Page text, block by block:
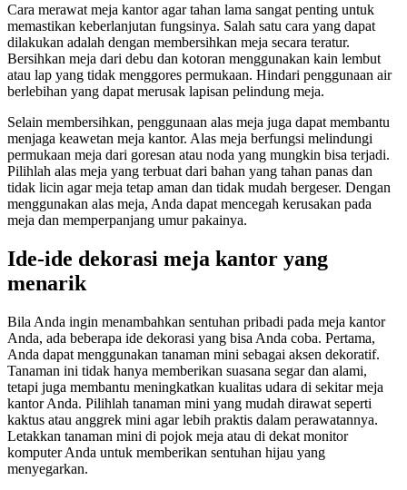
Cara merawat meja kantor agar tahan lama sangat penting untuk
memastikan keberlanjutan fungsinya. Salah satu cara yang dapat
dilakukan adalah dengan membersihkan meja secara teratur.
Bersihkan meja dari debu dan kotoran menggunakan kain lembut
atau lap yang tidak menggores permukaan. Hindari penggunaan air
berlebihan yang dapat merusak lapisan pelindung meja.
Selain membersihkan, penggunaan alas meja juga dapat membantu
menjaga keawetan meja kantor. Alas meja berfungsi melindungi
permukaan meja dari goresan atau noda yang mungkin bisa terjadi.
Pilihlah alas meja yang terbuat dari bahan yang tahan panas dan
tidak licin agar meja tetap aman dan tidak mudah bergeser. Dengan
menggunakan alas meja, Anda dapat mencegah kerusakan pada
meja dan memperpanjang umur pakainya.
Ide-ide dekorasi meja kantor yang
menarik
Bila Anda ingin menambahkan sentuhan pribadi pada meja kantor
Anda, ada beberapa ide dekorasi yang bisa Anda coba. Pertama,
Anda dapat menggunakan tanaman mini sebagai aksen dekoratif.
Tanaman ini tidak hanya memberikan suasana segar dan alami,
tetapi juga membantu meningkatkan kualitas udara di sekitar meja
kantor Anda. Pilihlah tanaman mini yang mudah dirawat seperti
kaktus atau anggrek mini agar lebih praktis dalam perawatannya.
Letakkan tanaman mini di pojok meja atau di dekat monitor
komputer Anda untuk memberikan sentuhan hijau yang
menyegarkan.